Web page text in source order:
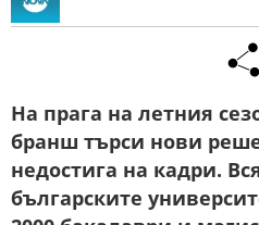
На прага на летния
бранш търси нови
недостига на кадри.
българските